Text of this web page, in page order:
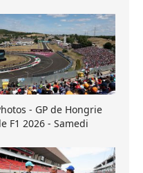
- GP de Hongrie
F1 2026 - Samedi